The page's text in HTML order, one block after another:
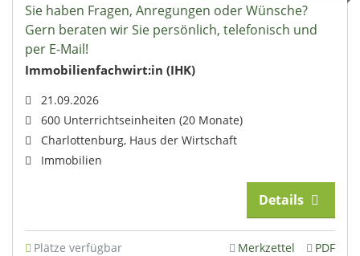
Sie haben Fragen, Anregungen oder Wünsche?
Gern beraten wir Sie persönlich, telefonisch und
per E-Mail!
Immobilienfachwirt:in (IHK)
21.09.2026
600 Unterrichtseinheiten (20 Monate)
Charlottenburg, Haus der Wirtschaft
Immobilien
Details
Plätze verfügbar Merkzettel PDF